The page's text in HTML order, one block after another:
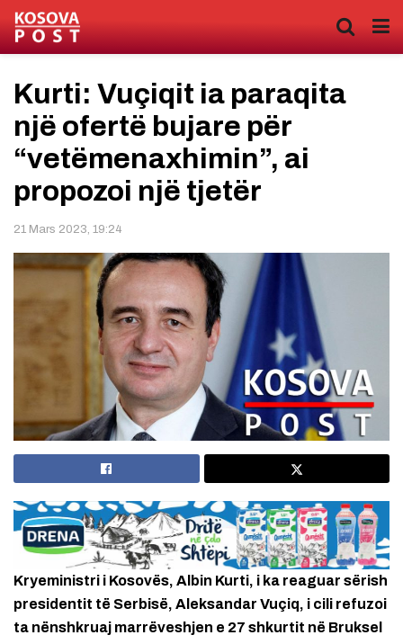
Kurti: Vuçiqit ia paraqita
një ofertë bujare për
“vetëmenaxhimin”, ai
propozoi një tjetër
21 Mars 2023, 19:24
Kryeministri i Kosovës, Albin Kurti, i ka reaguar sërish
presidentit të Serbisë, Aleksandar Vuçiq, i cili refuzoi
ta nënshkruaj marrëveshjen e 27 shkurtit në Bruksel